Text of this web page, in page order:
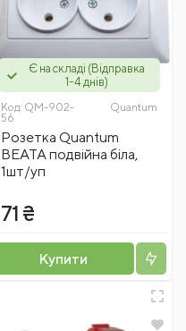
Є на складі (Відправка
1-4 днів)
Код: QM-902-
56
Quantum
Розетка Quantum
BEATA подвійна біла,
1шт/уп
71 ₴
Купити